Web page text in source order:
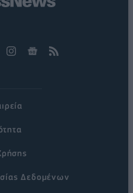
Δεδομένων